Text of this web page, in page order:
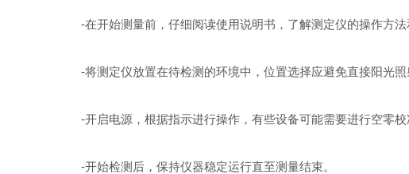
-在开始测量前，仔细阅读使用说明书，了解测定仪的操作方法
-将测定仪放置在待检测的环境中，位置选择应避免直接阳光照
-开启电源，根据指示进行操作，有些设备可能需要进行空零校
-开始检测后，保持仪器稳定运行直至测量结束。